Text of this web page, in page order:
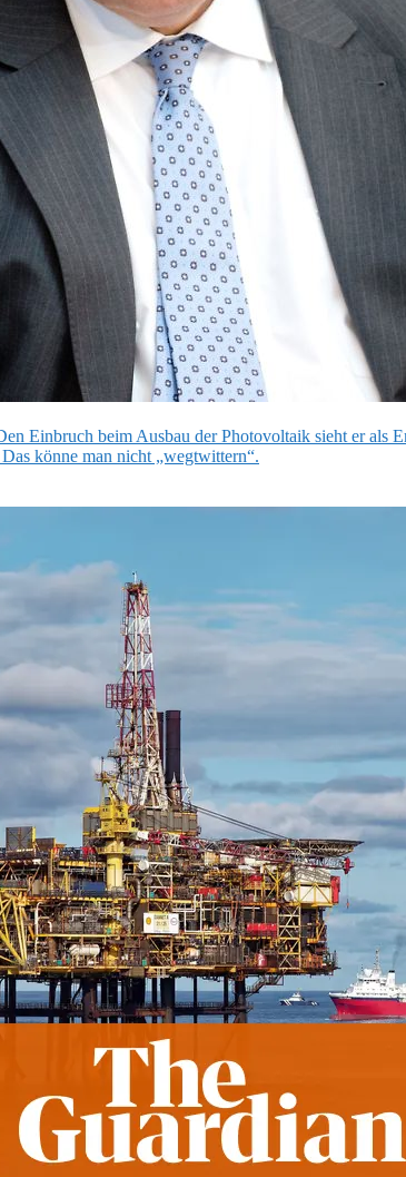
Einbruch beim Ausbau der Photovoltaik sieht er
könne man nicht „wegtwittern“.